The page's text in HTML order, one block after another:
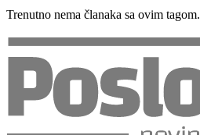
Trenutno nema članaka sa ovim tagom.